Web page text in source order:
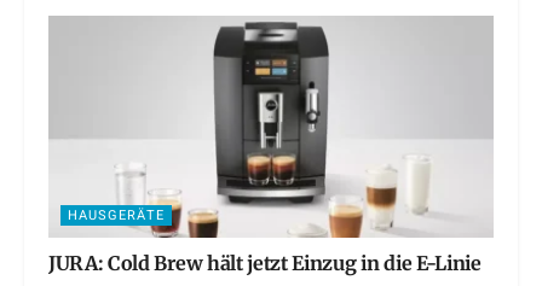
HAUSGERÄTE
JURA: Cold Brew hält jetzt Einzug in die E-Linie